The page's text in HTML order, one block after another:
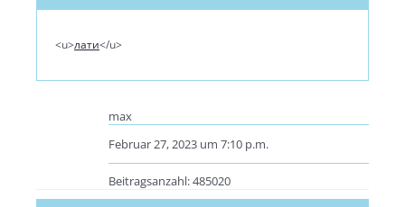
<u>лати</u>
max
Februar 27, 2023 um 7:10 p.m.
Beitragsanzahl: 485020